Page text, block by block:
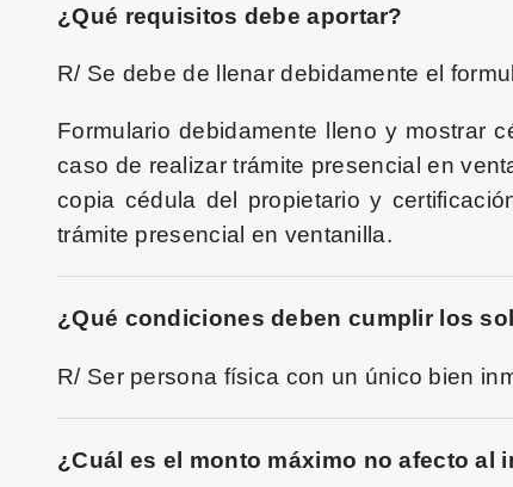
¿Qué requisitos debe aportar?
R/ Se debe de llenar debidamente el
Formulario debidamente lleno y mostrar
caso de realizar trámite presencial en
copia cédula del propietario y
trámite presencial en ventanilla.
¿Qué condiciones deben cumplir los
R/ Ser persona física con un único bien
¿Cuál es el monto máximo no afecto al